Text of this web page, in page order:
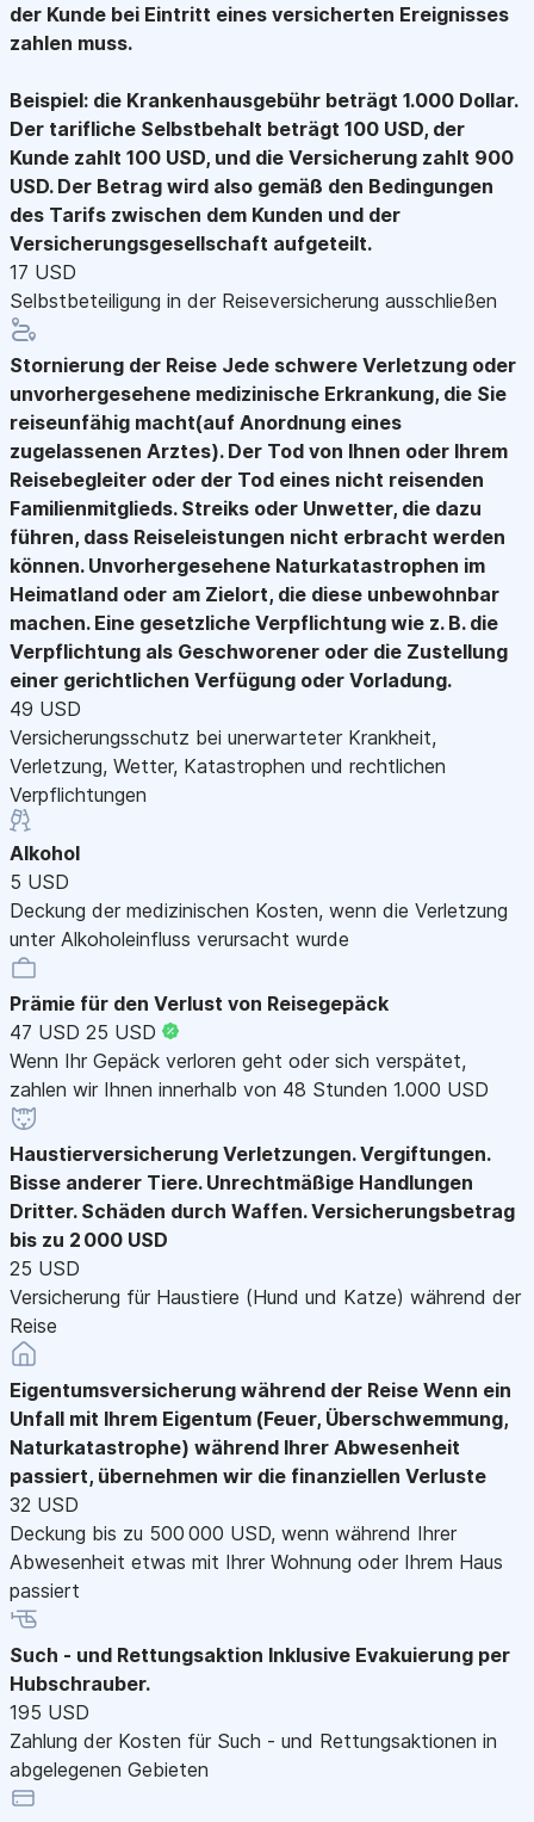
der Kunde bei Eintritt eines versicherten Ereignisses
zahlen muss.
Beispiel: die Krankenhausgebühr beträgt 1.000 Dollar.
Der tarifliche Selbstbehalt beträgt 100 USD, der
Kunde zahlt 100 USD, und die Versicherung zahlt 900
USD. Der Betrag wird also gemäß den Bedingungen
des Tarifs zwischen dem Kunden und der
Versicherungsgesellschaft aufgeteilt.
17 USD
Selbstbeteiligung in der Reiseversicherung ausschließen
Stornierung der Reise Jede schwere Verletzung oder
unvorhergesehene medizinische Erkrankung, die Sie
reiseunfähig macht(auf Anordnung eines
zugelassenen Arztes). Der Tod von Ihnen oder Ihrem
Reisebegleiter oder der Tod eines nicht reisenden
Familienmitglieds. Streiks oder Unwetter, die dazu
führen, dass Reiseleistungen nicht erbracht werden
können. Unvorhergesehene Naturkatastrophen im
Heimatland oder am Zielort, die diese unbewohnbar
machen. Eine gesetzliche Verpflichtung wie z. B. die
Verpflichtung als Geschworener oder die Zustellung
einer gerichtlichen Verfügung oder Vorladung.
49 USD
Versicherungsschutz bei unerwarteter Krankheit,
Verletzung, Wetter, Katastrophen und rechtlichen
Verpflichtungen
Alkohol
5 USD
Deckung der medizinischen Kosten, wenn die Verletzung
unter Alkoholeinfluss verursacht wurde
Prämie für den Verlust von Reisegepäck
47 USD 25 USD
Wenn Ihr Gepäck verloren geht oder sich verspätet,
zahlen wir Ihnen innerhalb von 48 Stunden 1.000 USD
Haustierversicherung Verletzungen. Vergiftungen.
Bisse anderer Tiere. Unrechtmäßige Handlungen
Dritter. Schäden durch Waffen. Versicherungsbetrag
bis zu 2 000 USD
25 USD
Versicherung für Haustiere (Hund und Katze) während der
Reise
Eigentumsversicherung während der Reise Wenn ein
Unfall mit Ihrem Eigentum (Feuer, Überschwemmung,
Naturkatastrophe) während Ihrer Abwesenheit
passiert, übernehmen wir die finanziellen Verluste
32 USD
Deckung bis zu 500 000 USD, wenn während Ihrer
Abwesenheit etwas mit Ihrer Wohnung oder Ihrem Haus
passiert
Such - und Rettungsaktion Inklusive Evakuierung per
Hubschrauber.
195 USD
Zahlung der Kosten für Such - und Rettungsaktionen in
abgelegenen Gebieten